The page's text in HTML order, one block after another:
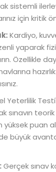
sistemli
için kritik
Kardiyo,
yaparak
Özellikle
Yeterlilik
sınavın teorik
yüksek puan
büyük
Gerçek sınav